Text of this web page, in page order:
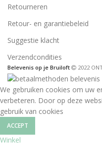
Retourneren
Retour- en garantiebeleid
Suggestie klacht
Verzendcondities
Belevenis op je Bruiloft 2022
We gebruiken cookies om uw
verbeteren. Door op deze
gebruik van cookies
ACCEPT
Winkel